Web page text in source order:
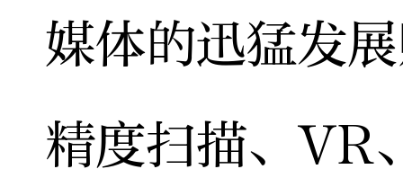
媒体的迅猛发
精度扫描、VR